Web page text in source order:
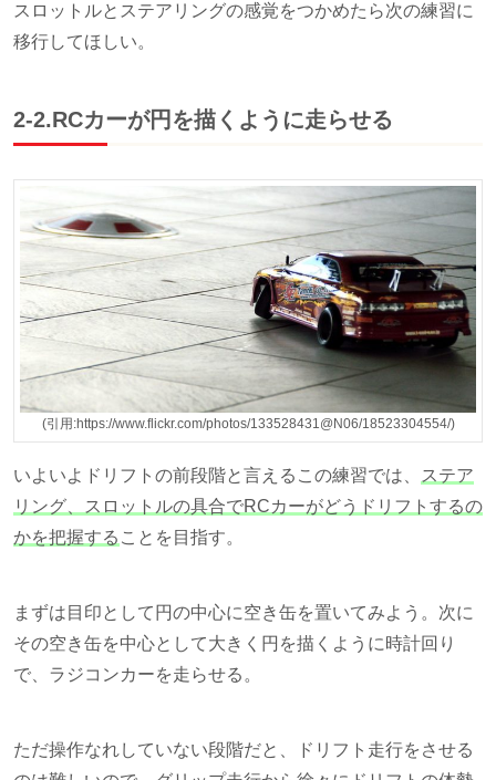
スロットルとステアリングの感覚をつかめたら次の練習に
移行してほしい。
2-2.RCカーが円を描くように走らせる
(引用:https://www.flickr.com/photos/133528431@N06/18523304554/)
いよいよドリフトの前段階と言えるこの練習では、
ステア
リング、スロットルの具合でRCカーがどうドリフトするの
かを把握する ことを目指す。
まずは目印として円の中心に空き缶を置いてみよう。次に
その空き缶を中心として大きく円を描くように時計回り
で、ラジコンカーを走らせる。
ただ操作なれしていない段階だと、ドリフト走行をさせる